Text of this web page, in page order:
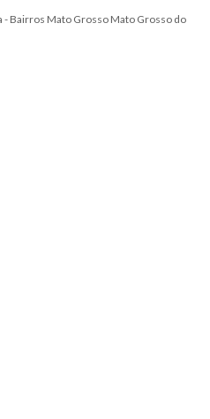
- Bairros Mato Grosso Mato Grosso do